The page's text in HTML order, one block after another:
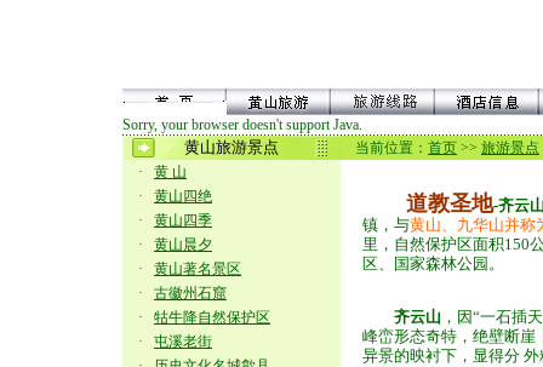
Sorry, your browser doesn't support Java.
黄山旅游景点
·
黄 山
·
黄山四绝
·
黄山四季
·
黄山晨夕
·
黄山著名景区
·
古徽州石窟
·
牯牛降自然保护区
·
屯溪老街
当前位置： 首页 >> 旅游景点
道教圣地-齐云
镇，与黄山、九华山并称
里，自然保护区面积150
区、国家森林公园。
齐云山 ，因“一石插
峰峦形态奇特，绝壁断崖
异景的映衬下，显得分